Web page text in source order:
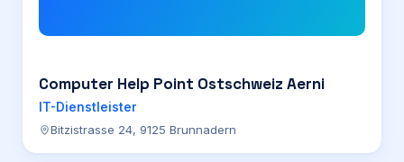
Computer Help Point Ostschweiz Aerni
IT-Dienstleister
Bitzistrasse 24, 9125 Brunnadern